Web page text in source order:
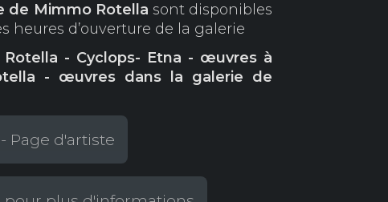
de Mimmo Rotella sont disponibles
heures d’ouverture de la galerie
- Cyclops- Etna - œuvres à
- œuvres dans la galerie de
Page d'artiste